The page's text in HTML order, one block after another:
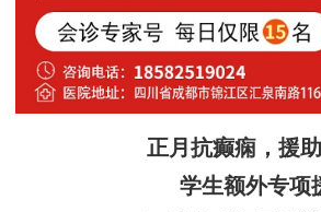
正月抗癫痫，援
学生额外专项